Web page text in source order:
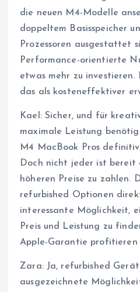
die neuen M4-Modelle
doppeltem Basisspeicher
Prozessoren ausgestattet
Performance-orientierte
etwas mehr zu
das als kosteneffektiver
Kael: Sicher, und für
maximale Leistung
M4 MacBook Pros
Doch nicht jeder ist bereit
höheren Preise zu zahlen.
refurbished Optionen
interessante Möglichkeit,
Preis und Leistung zu
Apple-Garantie profitieren
Zara: Ja, refurbished
ausgezeichnete